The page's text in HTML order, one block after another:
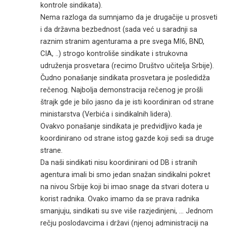
kontrole sindikata).
Nema razloga da sumnjamo da je drugačije u prosveti
i da državna bezbednost (sada već u saradnji sa
raznim stranim agenturama a pre svega MI6, BND,
CIA, ..) strogo kontroliše sindikate i strukovna
udruženja prosvetara (recimo Društvo učitelja Srbije).
Čudno ponašanje sindikata prosvetara je posledidža
rečenog. Najbolja demonstracija rečenog je prošli
štrajk gde je bilo jasno da je isti koordiniran od strane
ministarstva (Verbića i sindikalnih lidera).
Ovakvo ponašanje sindikata je predvidljivo kada je
koordinirano od strane istog gazde koji sedi sa druge
strane.
Da naši sindikati nisu koordinirani od DB i stranih
agentura imali bi smo jedan snažan sindikalni pokret
na nivou Srbije koji bi imao snage da stvari dotera u
korist radnika. Ovako imamo da se prava radnika
smanjuju, sindikati su sve više razjedinjeni, … Jednom
rečju poslodavcima i državi (njenoj administraciji na